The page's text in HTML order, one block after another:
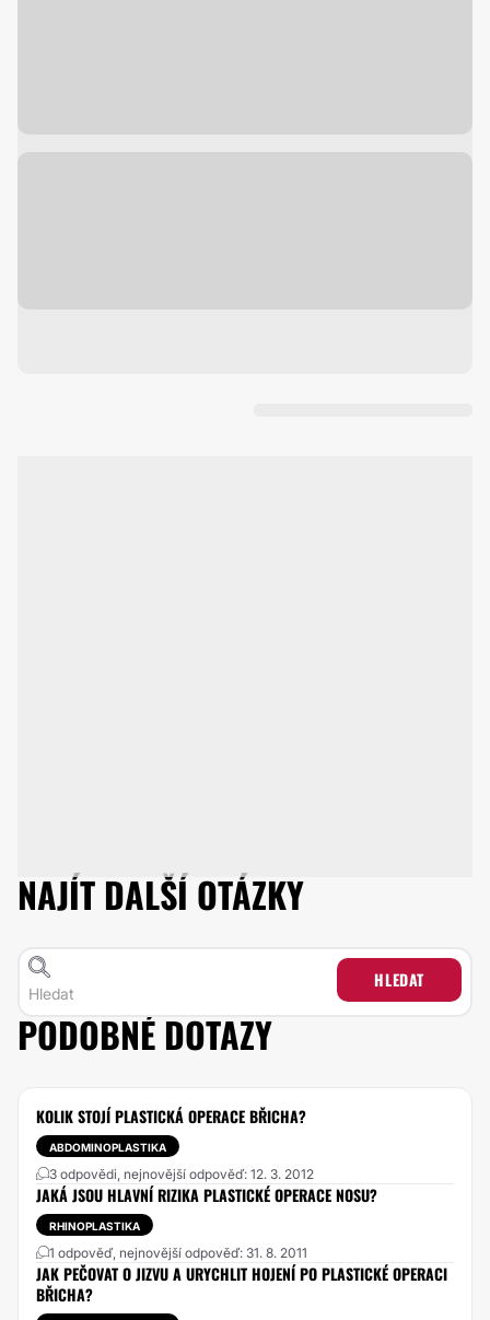
NAJÍT DALŠÍ OTÁZKY
HLEDAT
PODOBNÉ DOTAZY
KOLIK STOJÍ PLASTICKÁ OPERACE BŘICHA?
ABDOMINOPLASTIKA
3 odpovědi, nejnovější odpověď: 12. 3. 2012
JAKÁ JSOU HLAVNÍ RIZIKA PLASTICKÉ OPERACE NOSU?
RHINOPLASTIKA
1 odpověď, nejnovější odpověď: 31. 8. 2011
JAK PEČOVAT O JIZVU A URYCHLIT HOJENÍ PO PLASTICKÉ OPERACI
BŘICHA?